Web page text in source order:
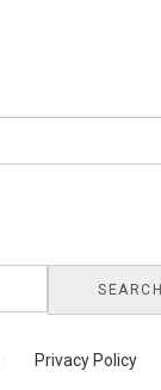
SEARCH
Privacy Policy